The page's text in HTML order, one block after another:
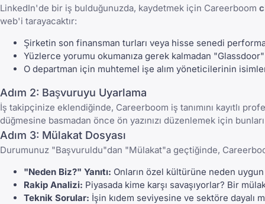
LinkedIn'de bir iş bulduğunuzda, kaydetmek için Careerboom
web'i tarayacaktır:
Şirketin son finansman turları veya hisse senedi
Yüzlerce yorumu okumanıza gerek kalmadan "Glassdoor"
O departman için muhtemel işe alım yöneticilerinin
Adım 2: Başvuruyu Uyarlama
İş takipçinize eklendiğinde, Careerboom iş tanımını kayıtlı
düğmesine basmadan önce ön yazınızı düzenlemek için
Adım 3: Mülakat Dosyası
Durumunuz "Başvuruldu"dan "Mülakat"a geçtiğinde,
"Neden Biz?" Yanıtı: Onların özel kültürüne neden
Rakip Analizi: Piyasada kime karşı savaşıyorlar? Bir
Teknik Sorular: İşin kıdem seviyesine ve sektöre dayalı